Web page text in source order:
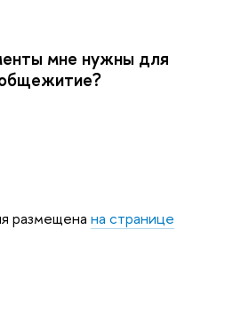
мне нужны для
размещена на странице